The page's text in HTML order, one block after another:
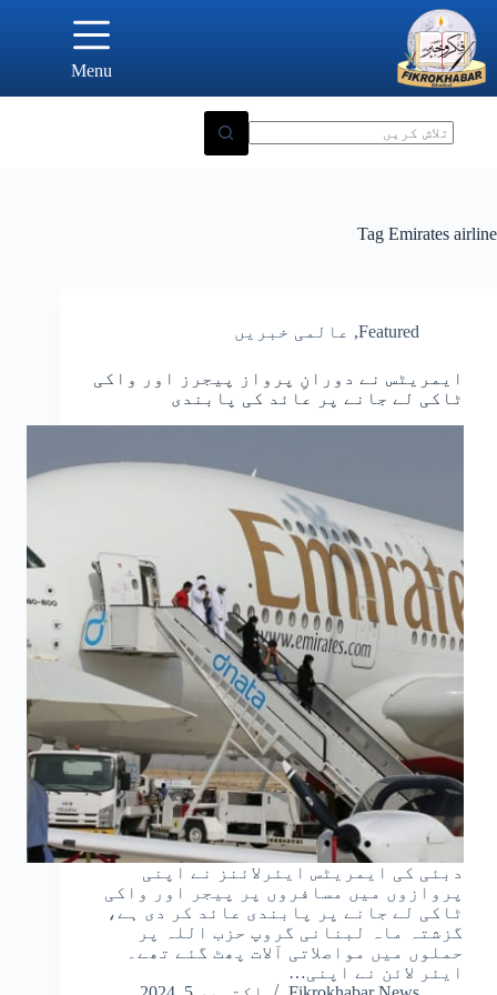
content
Menu
Tag Emirates airline
Featured
, عالمی خبریں
ایمریٹس نے دورانِ پرواز پیجرز اور واکی
ٹاکی لے جانے پر عائد کی پابندی
دبئی کی ایمریٹس ایئرلائنز نے اپنی
پروازوں میں مسافروں پر پیجر اور واکی
ٹاکی لے جانے پر پابندی عائد کر دی ہے،
گزشتہ ماہ لبنانی گروپ حزب اللہ پر
حملوں میں مواصلاتی آلات پھٹ گئے تھے۔
ایئر لائن نے اپنی…